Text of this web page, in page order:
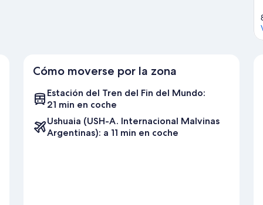
Cómo moverse por la zona
Estación del Tren del Fin del Mundo:
21 min en coche
Ushuaia (USH-A. Internacional Malvinas
Argentinas): a 11 min en coche